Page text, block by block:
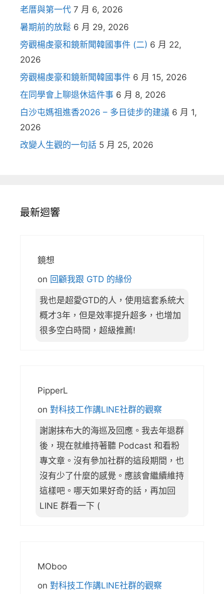
老厝與第一代 7 月 6, 2026
暑期前的放鬆 6 月 29, 2026
旁觀楊虔豪和鏡新聞韓國事件 (二) 6 月 22,
2026
旁觀楊虔豪和鏡新聞韓國事件 6 月 15, 2026
在同學會上聊退休這件事 6 月 8, 2026
白沙屯媽祖進香2026 – 多日徒步的建議 6 月 1,
2026
改變人生觀的一句話 5 月 25, 2026
最新迴響
鏡想
on 回顧我跟 GTD 的緣份
我也是超愛GTD的人，使用這套系統大
概才3年，但是效率提升超多，也增加
很多空白時間，超級推薦!
PipperL
on 對科技工作講LINE社群的觀察
謝謝抹布大的海巡及回應。我去年退群
後，現在就維持著聽 Podcast 和看粉
專文章。沒有參加社群的這段期間，也
沒有少了什麼的感覺。應該會繼續維持
這樣吧。哪天如果好奇的話，再加回
LINE 群看一下 (
MOboo
on 對科技工作講LINE社群的觀察